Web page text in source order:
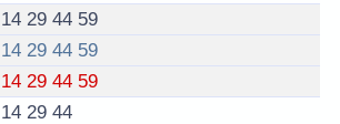
14 29 44 59
14 29 44 59
14 29 44 59
14 29 44